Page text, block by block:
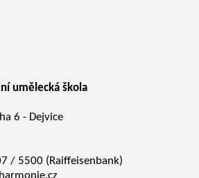
umělecká škola
6 - Dejvice
/ 5500 (Raiffeisenbank)